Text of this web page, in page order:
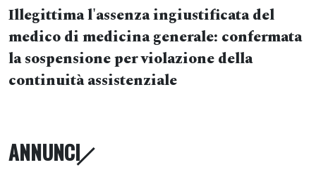
Illegittima l'assenza ingiustificata del
medico di medicina generale: confermata
la sospensione per violazione della
continuità assistenziale
ANNUNCI